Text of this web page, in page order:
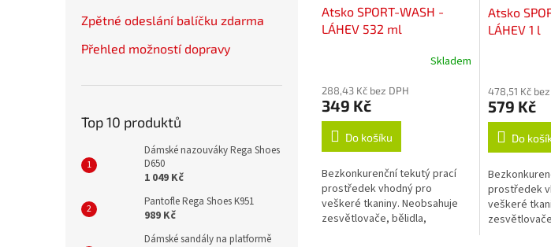
Zpětné odeslání balíčku zdarma
Přehled možností dopravy
Top 10 produktů
Dámské nazouváky Rega Shoes
D650
1 049 Kč
Pantofle Rega Shoes K951
989 Kč
Dámské sandály na platformě
Atsko SPORT-WASH -
LÁHEV 532 ml
Skladem
288,43 Kč bez DPH
349 Kč
Do košíku
Bezkonkurenční tekutý prací
prostředek vhodný pro
veškeré tkaniny. Neobsahuje
zesvětlovače, bělidla,
Atsko
LÁHEV 1 l
478,51 Kč
579 Kč
Do
prostředek
veškeré